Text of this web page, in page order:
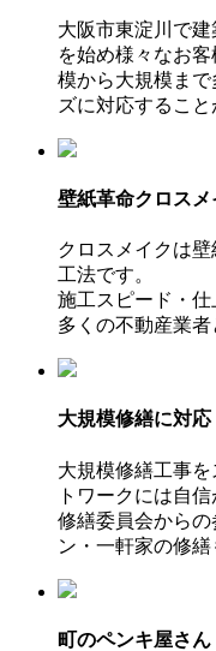
大阪市東淀川で
を始め様々なお
模から大規模ま
ズに対応すること
壁紙革命クロスメ
クロスメイクは
工法です。
施工スピード・仕
多くの不動産業者
大規模修繕に対応
大規模修繕工事
トワークには自信
修繕委員会から
ン・一軒家の修
町のペンキ屋さん